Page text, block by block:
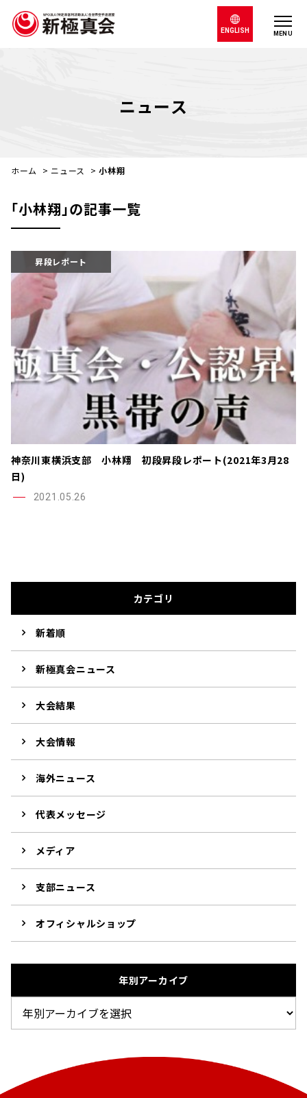
MENU
ENGLISH
ニュース
ホーム > ニュース >小林翔
｢小林翔｣の記事一覧
昇段レポート
神奈川東横浜支部 小林翔 初段昇段レポート(2021年3月28
日)
2021.05.26
カテゴリ
新着順
新極真会ニュース
大会結果
大会情報
海外ニュース
代表メッセージ
メディア
支部ニュース
オフィシャルショップ
年別アーカイブ